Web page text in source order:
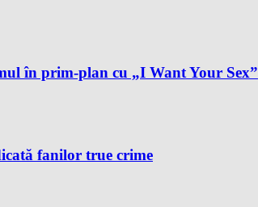
în prim-plan cu „I Want Your Sex”
fanilor true crime